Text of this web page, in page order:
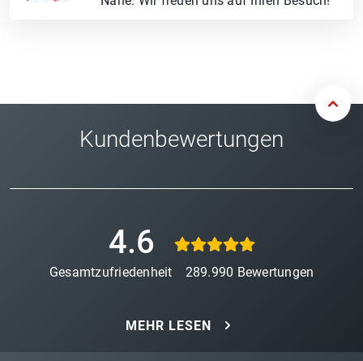
Kundenbewertungen
4.6
Gesamtzufriedenheit 289.990 Bewertungen
MEHR LESEN